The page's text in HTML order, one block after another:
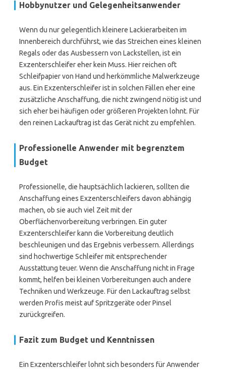
Hobbynutzer und Gelegenheitsanwender
Wenn du nur gelegentlich kleinere Lackierarbeiten im
Innenbereich durchführst, wie das Streichen eines kleinen
Regals oder das Ausbessern von Lackstellen, ist ein
Exzenterschleifer eher kein Muss. Hier reichen oft
Schleifpapier von Hand und herkömmliche Malwerkzeuge
aus. Ein Exzenterschleifer ist in solchen Fällen eher eine
zusätzliche Anschaffung, die nicht zwingend nötig ist und
sich eher bei häufigen oder größeren Projekten lohnt. Für
den reinen Lackauftrag ist das Gerät nicht zu empfehlen.
Professionelle Anwender mit begrenztem
Budget
Professionelle, die hauptsächlich lackieren, sollten die
Anschaffung eines Exzenterschleifers davon abhängig
machen, ob sie auch viel Zeit mit der
Oberflächenvorbereitung verbringen. Ein guter
Exzenterschleifer kann die Vorbereitung deutlich
beschleunigen und das Ergebnis verbessern. Allerdings
sind hochwertige Schleifer mit entsprechender
Ausstattung teuer. Wenn die Anschaffung nicht in Frage
kommt, helfen bei kleinen Vorbereitungen auch andere
Techniken und Werkzeuge. Für den Lackauftrag selbst
werden Profis meist auf Spritzgeräte oder Pinsel
zurückgreifen.
Fazit zum Budget und Kenntnissen
Ein Exzenterschleifer lohnt sich besonders für Anwender